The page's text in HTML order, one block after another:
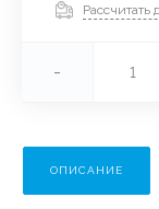
Рассчитать
-
ОПИСАНИЕ